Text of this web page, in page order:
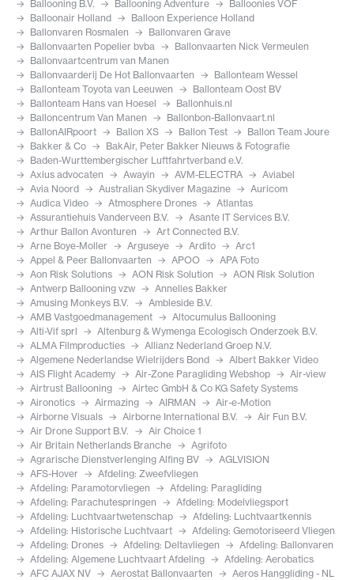
Ballooning B.V.
Ballooning Adventure
Balloonies VOF
Balloonair Holland
Balloon Experience Holland
Ballonvaren Rosmalen
Ballonvaren Grave
Ballonvaarten Popelier bvba
Ballonvaarten Nick Vermeulen
Ballonvaartcentrum van Manen
Ballonvaarderij De Hot Ballonvaarten
Ballonteam Wessel
Ballonteam Toyota van Leeuwen
Ballonteam Oost BV
Ballonteam Hans van Hoesel
Ballonhuis.nl
Balloncentrum Van Manen
Ballonbon-Ballonvaart.nl
BallonAIRpoort
Ballon XS Ballon Test
Ballon Team Joure
Bakker & Co
BakAir, Peter Bakker Nieuws & Fotografie
Baden-Wurttembergischer Luftfahrtverband e.V.
Axius advocaten
Awayin AVM-ELECTRA
Aviabel
Avia Noord
Australian Skydiver Magazine
Auricom
Audica Video
Atmosphere Drones
Atlantas
Assurantiehuis Vanderveen B.V.
Asante IT Services B.V.
Arthur Ballon Avonturen
Art Connected B.V.
Arne Boye-Moller
Arguseye Ardito
Arc1
Appel & Peer Ballonvaarten
APOO
APA Foto
Aon Risk Solutions
AON Risk Solution
AON Risk Solution
Antwerp Ballooning vzw
Annelies Bakker
Amusing Monkeys B.V.
Ambleside B.V.
AMB Vastgoedmanagement
Altocumulus Ballooning
Alti-Vif sprl
Altenburg & Wymenga Ecologisch Onderzoek B.V.
ALMA Filmproducties
Allianz Nederland Groep N.V.
Algemene Nederlandse Wielrijders Bond
Albert Bakker Video
AIS Flight Academy
Air-Zone Paragliding Webshop
Air-view
Airtrust Ballooning
Airtec GmbH & Co KG Safety Systems
Aironotics
Airmazing AIRMAN
Air-e-Motion
Airborne Visuals
Airborne International B.V.
Air Fun B.V.
Air Drone Support B.V.
Air Choice 1
Air Britain Netherlands Branche
Agrifoto
Agrarische Dienstverlenging Alfing BV
AGLVISION
AFS-Hover
Afdeling: Zweefvliegen
Afdeling: Paramotorvliegen
Afdeling: Paragliding
Afdeling: Parachutespringen
Afdeling: Modelvliegsport
Afdeling: Luchtvaartwetenschap
Afdeling: Luchtvaartkennis
Afdeling: Historische Luchtvaart
Afdeling: Gemotoriseerd Vliegen
Afdeling: Drones
Afdeling: Deltavliegen
Afdeling: Ballonvaren
Afdeling: Algemene Luchtvaart Afdeling
Afdeling: Aerobatics
AFC AJAX NV
Aerostat Ballonvaarten
Aeros Hanggliding - NL